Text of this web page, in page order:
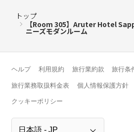
トップ
【Room 305】Aruter Hotel
ニーズモダンルーム
ヘルプ 利用規約 旅行業約款 旅行条
旅行業務取扱料金表 個人情報保護方針
クッキーポリシー